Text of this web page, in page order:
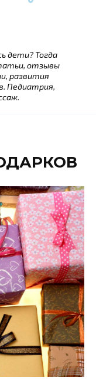
дети? Тогда
отзывы
развития
Педиатрия,